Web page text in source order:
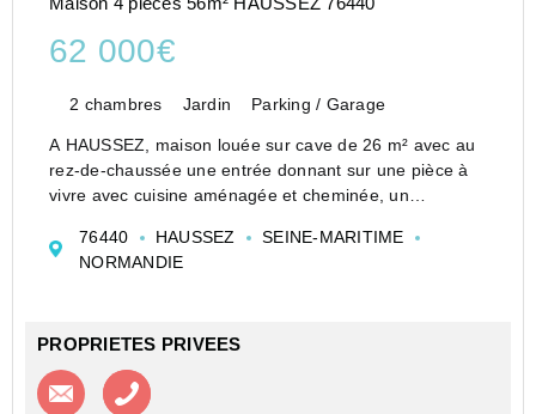
62 000€
2 chambres Jardin Parking / Garage
A HAUSSEZ, maison louée sur cave de 26 m² avec au
rez-de-chaussée une entrée donnant sur une pièce à
vivre avec cuisine aménagée et cheminée, un
bains et un wc indépendant.
Au 1er étage, un palier des...
76440 HAUSSEZ
SEINE-MARITIME
NORMANDIE
PROPRIETES PRIVEES
Contacter l'agence